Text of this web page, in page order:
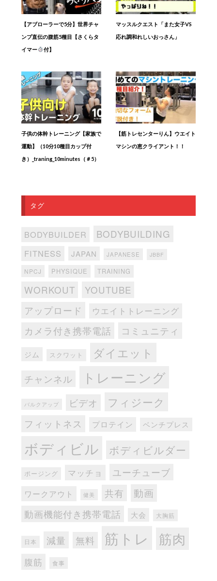
【アブローラーで5分】世界チャ
ンプ直伝の腹筋5種目【さくらタ
イマー
付】
マッスルクエスト「また女子VS
応れ調和れしいおっさん」
子供の体幹トレーニング【家族で
運動】（10分10種目カップ付
き）_traning_10minutes（＃5）
【筋トレセンターりん】ウエイト
マシンの恵クライアント！！
タグ
BODYBUILDER BODYBUILDING
FITNESS JAPAN JAPANESE JBBF
NPCJ PHYSIQUE TRAINING
WORKOUT
YOUTUBE
アップロード
ウエイトトレーニング
カメラ付き携帯電話 コミュニティ
ジム スクワット ダイエット
チャンネル トレーニング
バルクアップ ビデオ フィジーク
フィットネス プロテイン ベンチプレス
ボディビル ボディビルダー
ポージング マッチョ ユーチューブ
ワークアウト 健美 共有 動画
動画機能付き携帯電話 大会 大胸筋
日本 減量 無料 筋トレ 筋肉
腹筋 食事